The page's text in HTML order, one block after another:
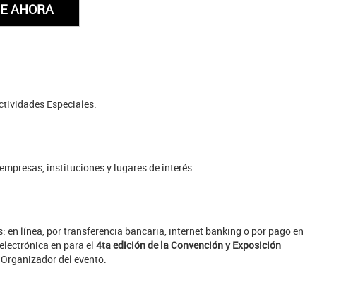
Especiales.
instituciones y lugares de interés.
línea, por transferencia bancaria, internet banking o por pago en
en para el 4ta edición de la Convención y Exposición
del evento.